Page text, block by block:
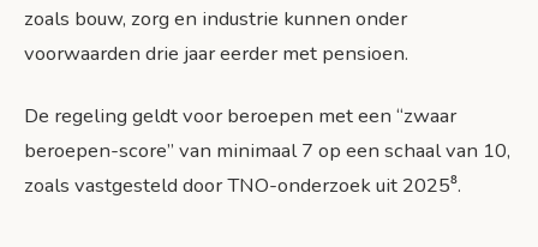
zoals bouw, zorg en industrie kunnen onder
voorwaarden drie jaar eerder met pensioen.
De regeling geldt voor beroepen met een “zwaar
beroepen-score” van minimaal 7 op een schaal van 10,
zoals vastgesteld door TNO-onderzoek uit 2025⁸.